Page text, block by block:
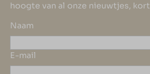
hoogte van al onze nieuwtjes,
Naam
E-mail